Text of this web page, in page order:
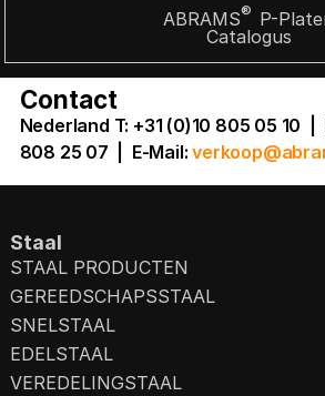
ABRAMS® P-
Catalogus
Contact
Nederland T: +31 (0)10 805 05 10 |
808 25 07
E-Mail:
Staal
STAAL PRODUCTEN
GEREEDSCHAPSSTAAL
SNELSTAAL
EDELSTAAL
VEREDELINGSTAAL